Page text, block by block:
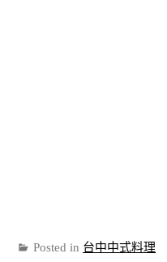
Posted in 台中中式料理